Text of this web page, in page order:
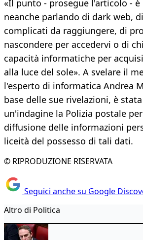
«Il punto - prosegue l'articolo -
neanche parlando di dark web,
complicati da raggiungere, di
nascondere per accedervi o di
capacità informatiche per
alla luce del sole». A svelare il
l'esperto di informatica Andrea
base delle sue rivelazioni, è
un'indagine la Polizia postale
diffusione delle informazioni
liceità del possesso di tali dati.
© RIPRODUZIONE RISERVATA
Seguici anche su Google
Altro di Politica